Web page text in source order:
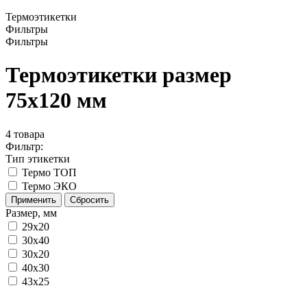
Термоэтикетки
Фильтры
Фильтры
Термоэтикетки размер
75х120 мм
4 товара
Фильтр:
Тип этикетки
Термо ТОП
Термо ЭКО
Применить Сбросить
Размер, мм
29x20
30x40
30х20
40x30
43х25